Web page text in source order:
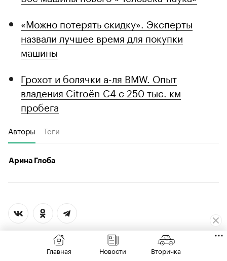
«Можно потерять скидку». Эксперты
назвали лучшее время для покупки
машины
Грохот и болячки а-ля BMW. Опыт
владения Citroёn C4 с 250 тыс. км
пробега
Авторы Теги
Арина Глоба
Главная Новости Вторичка